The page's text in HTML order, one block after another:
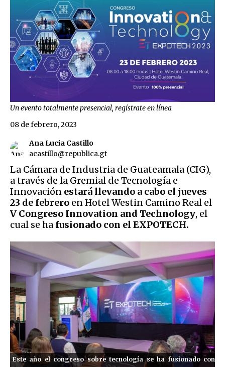
Un evento totalmente presencial, regístrate en línea
Ana Lucia Castillo
acastillo@republica.gt
08 de febrero, 2023
La Cámara de Industria de Guateamala (CIG),
a través de la Gremial de Tecnología e
Innovación estará llevando a cabo el jueves
23 de febrero en Hotel Westin Camino Real el
V Congreso Innovation and Technology, el
cual se ha fusionado con el EXPOTECH.
Este año el congreso sobre tecnología se ha fusionado con